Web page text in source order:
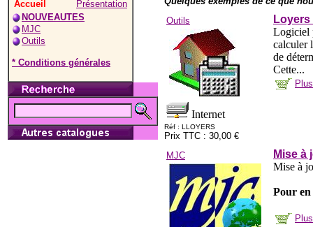
Accueil
Présentation
NOUVEAUTES
MJC
Outils
* Conditions générales
Outils
Internet
Réf : LLOYERS
Prix TTC : 30,00 €
Logiciel
calculer
de
Cette...
MJC
Mise à
Mise à
Pour en